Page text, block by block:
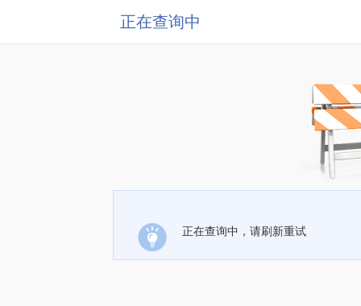
正在查询中
正在查询中，请刷新重试